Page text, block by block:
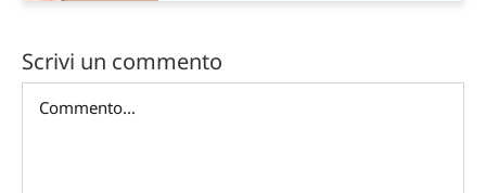
Scrivi un commento